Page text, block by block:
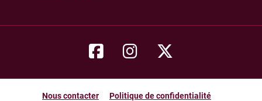
Nous contacter
Politique de confidentialité